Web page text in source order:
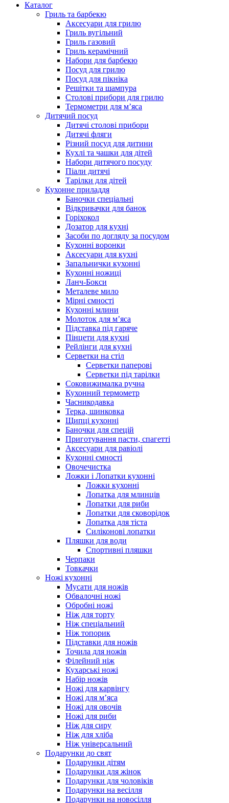
Каталог
Гриль та барбекю
Аксесуари для грилю
Гриль вугільний
Гриль газовий
Гриль керамічний
Набори для барбекю
Посуд для грилю
Посуд для пікніка
Решітки та шампура
Столові прибори для грилю
Термометри для м’яса
Дитячий посуд
Дитячі столові прибори
Дитячі фляги
Різний посуд для дитини
Кухлі та чашки для дітей
Набори дитячого посуду
Піали дитячі
Тарілки для дітей
Кухонне приладдя
Баночки спеціальні
Відкривачки для банок
Горіхокол
Дозатор для кухні
Засоби по догляду за посудом
Кухонні воронки
Аксесуари для кухні
Запальнички кухонні
Кухонні ножиці
Ланч-Бокси
Металеве мило
Мірні ємності
Кухонні млини
Молоток для м’яса
Підставка під гаряче
Пінцети для кухні
Рейлінги для кухні
Серветки на стіл
Серветки паперові
Серветки під тарілки
Соковижималка ручна
Кухонний термометр
Часникодавка
Терка, шинковка
Щипці кухонні
Баночки для спецій
Приготування пасти, спагетті
Аксесуари для равіолі
Кухонні ємності
Овочечистка
Ложки і Лопатки кухонні
Ложки кухонні
Лопатка для млинців
Лопатки для риби
Лопатки для сковорідок
Лопатка для тіста
Силіконові лопатки
Пляшки для води
Спортивні пляшки
Черпаки
Товкачки
Ножі кухонні
Мусати для ножів
Обвалочні ножі
Обробні ножі
Ніж для торту
Ніж спеціальний
Ніж топорик
Підставки для ножів
Точила для ножів
Філейний ніж
Кухарські ножі
Набір ножів
Ножі для карвінгу
Ножі для м’яса
Ножі для овочів
Ножі для риби
Ніж для сиру
Ніж для хліба
Ніж універсальний
Подарунки до свят
Подарунки дітям
Подарунки для жінок
Подарунки для чоловіків
Подарунки на весілля
Подарунки на новосілля